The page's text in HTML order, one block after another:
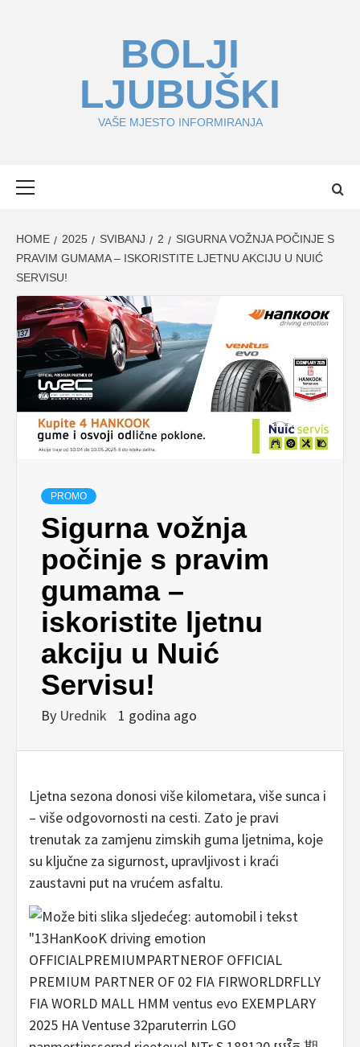
BOLJI
LJUBUŠKI
VAŠE MJESTO INFORMIRANJA
HOME 2025 SVIBANJ 2
SIGURNA VOŽNJA POČINJE S
PRAVIM GUMAMA – ISKORISTITE LJETNU AKCIJU U NUIĆ
SERVISU!
PROMO
Sigurna vožnja
počinje s pravim
gumama –
iskoristite ljetnu
akciju u Nuić
Servisu!
By Urednik 1 godina ago
Ljetna sezona donosi više kilometara, više sunca i
– više odgovornosti na cesti. Zato je pravi
trenutak za zamjenu zimskih guma ljetnima, koje
su ključne za sigurnost, upravljivost i kraći
zaustavni put na vrućem asfaltu.​